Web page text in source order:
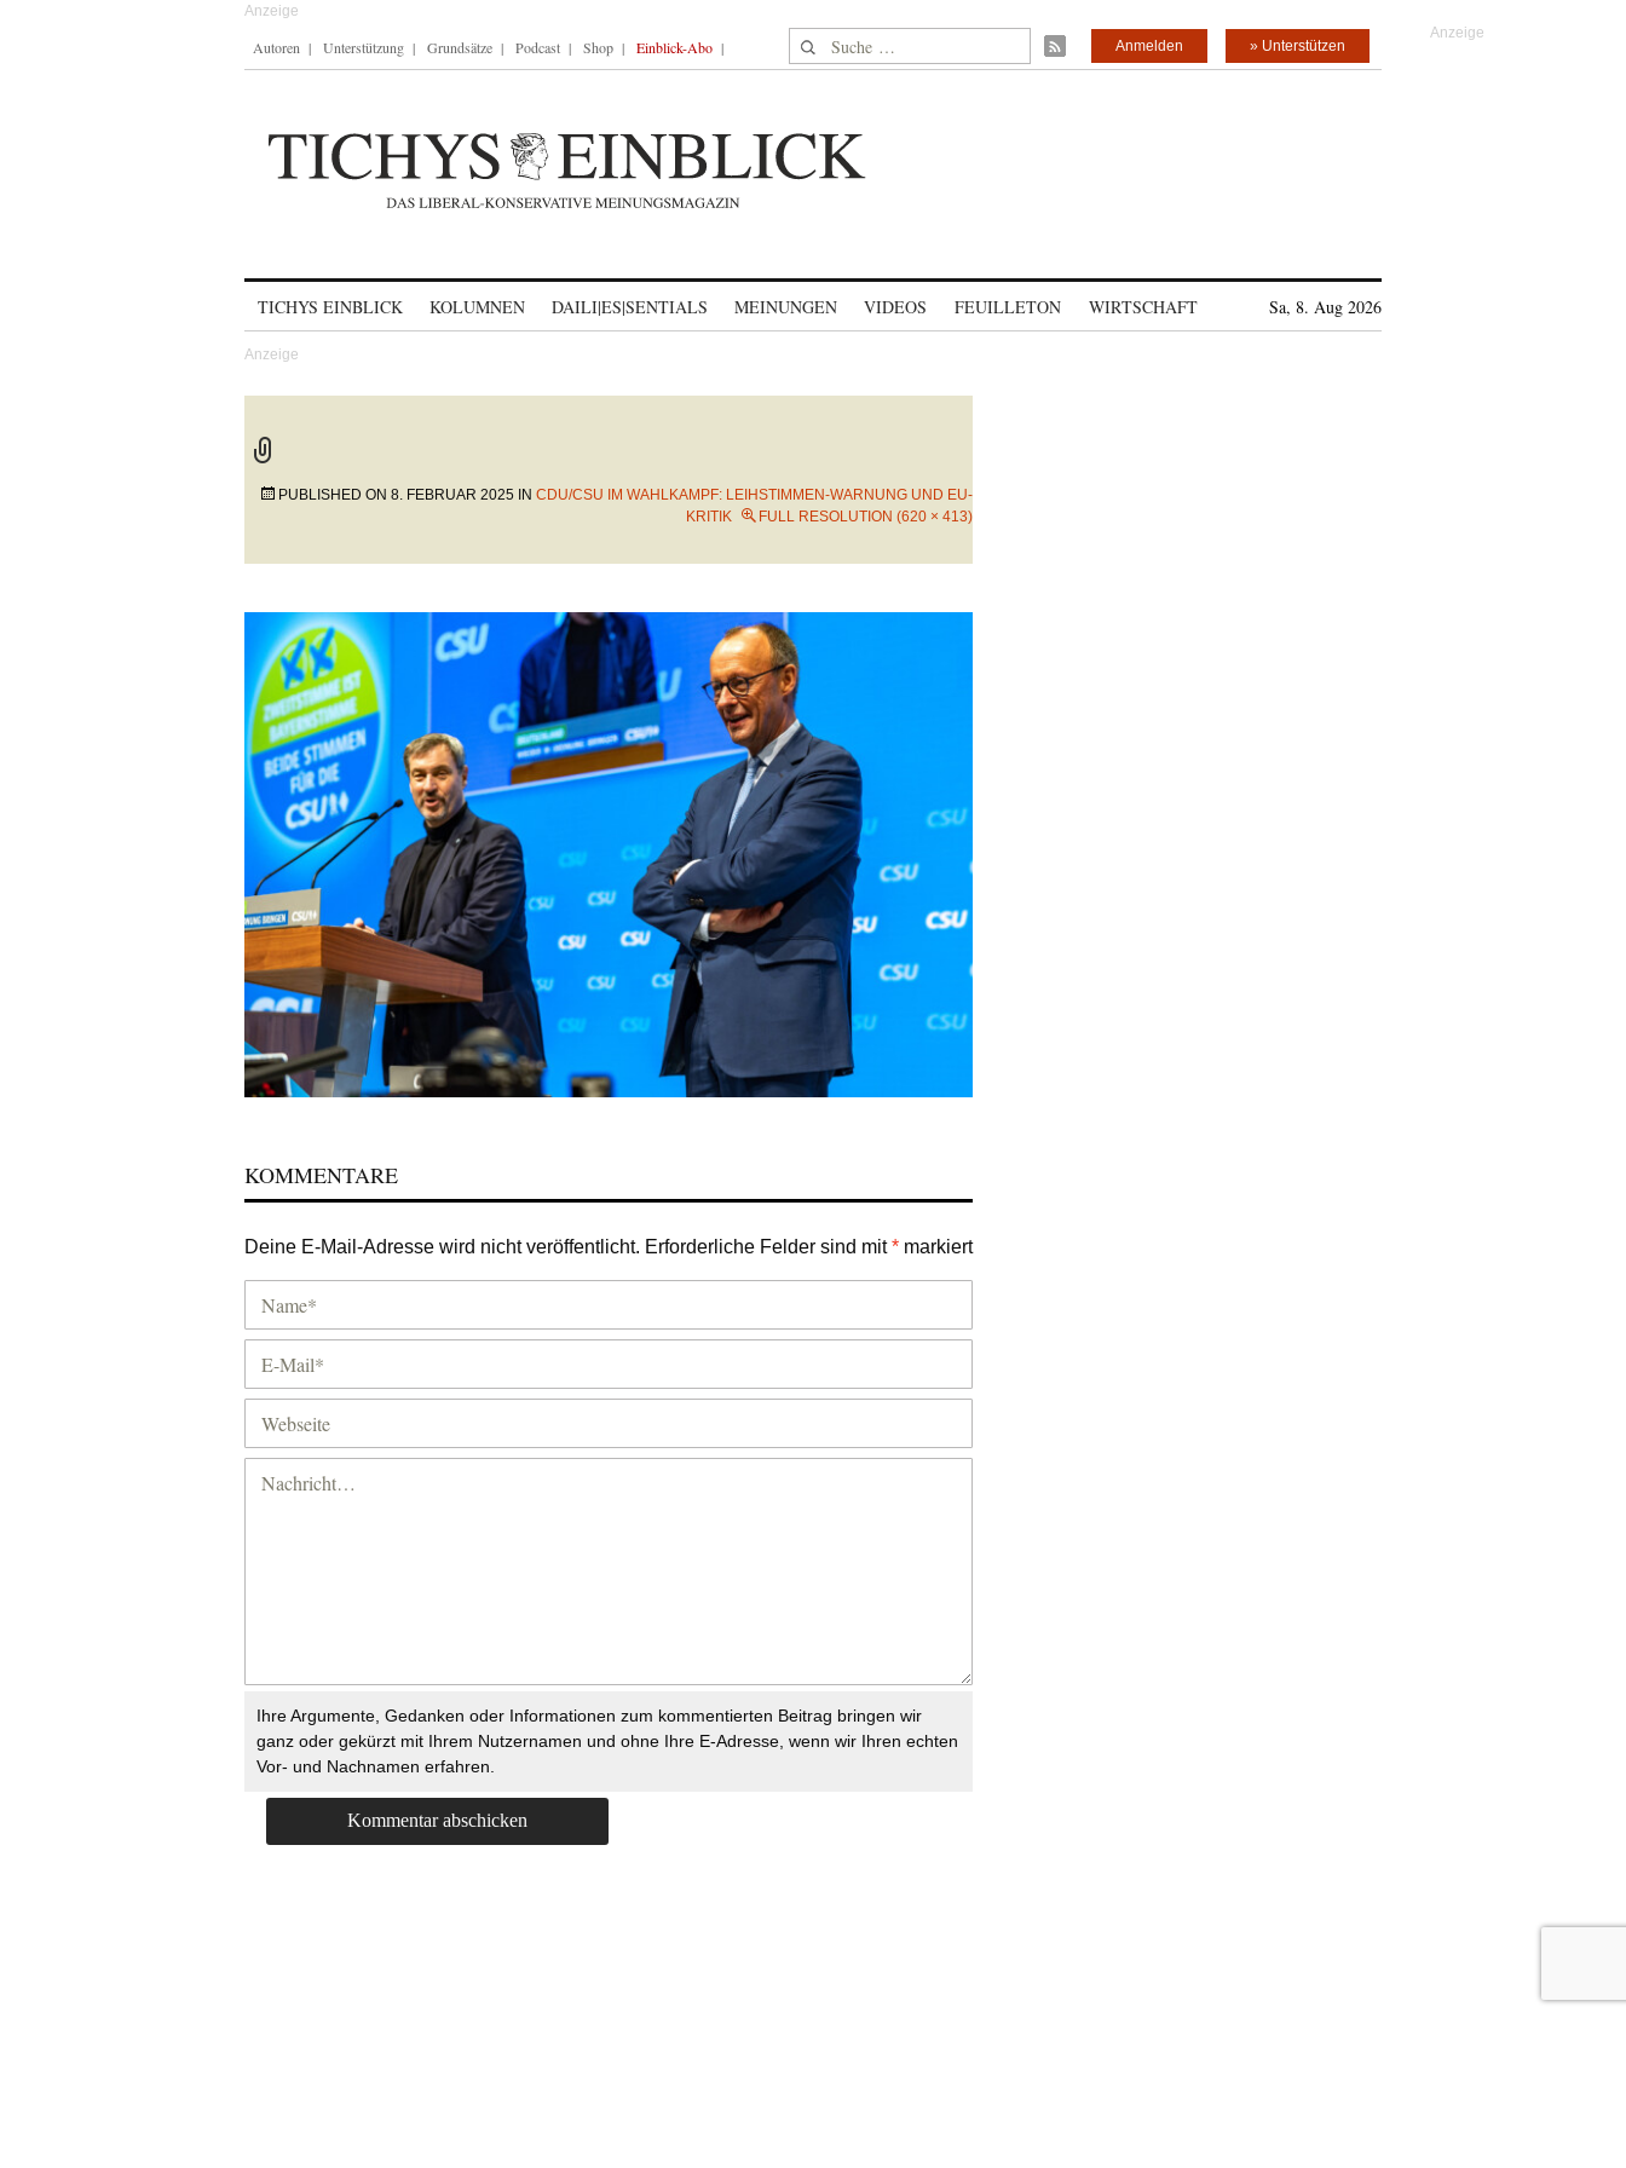
Autoren Unterstützung Grundsätze Podcast Shop Einblick-Abo Suche nach: » Unterstützen
Anmelden
TICHYS EINBLICK KOLUMNEN DAILI|ES|SENTIALS MEINUNGEN VIDEOS FEUILLETON WIRTSCHAFT Sa, 8. Aug 2026
PUBLISHED ON 8. FEBRUAR 2025 IN CDU/CSU IM WAHLKAMPF: LEIHSTIMMEN-WARNUNG UND EU-
KRITIK
FULL RESOLUTION (620 × 413)
KOMMENTARE
Deine E-Mail-Adresse wird nicht veröffentlicht. Erforderliche Felder sind mit* markiert
Ihre Argumente, Gedanken oder Informationen zum kommentierten Beitrag bringen wir
ganz oder gekürzt mit Ihrem Nutzernamen und ohne Ihre E-Adresse, wenn wir Ihren echten
Vor- und Nachnamen erfahren.